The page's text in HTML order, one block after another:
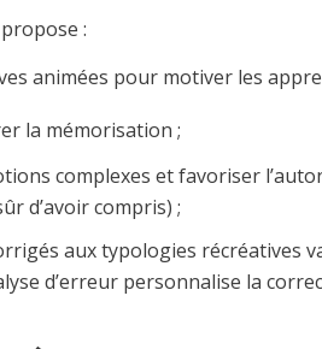
:
animées pour motiver les
la mémorisation ;
complexes et favoriser
d’avoir compris) ;
aux typologies récréatives
d’erreur personnalise la